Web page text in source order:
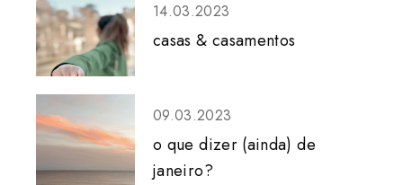
14.03.2023
casas & casamentos
09.03.2023
o que dizer (ainda) de
janeiro?